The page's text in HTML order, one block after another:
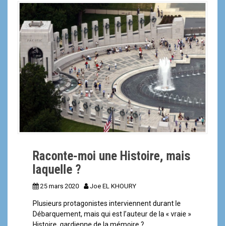
Raconte-moi une Histoire, mais
laquelle ?
25 mars 2020 Joe EL KHOURY
Plusieurs protagonistes interviennent durant le
Débarquement, mais qui est l’auteur de la « vraie »